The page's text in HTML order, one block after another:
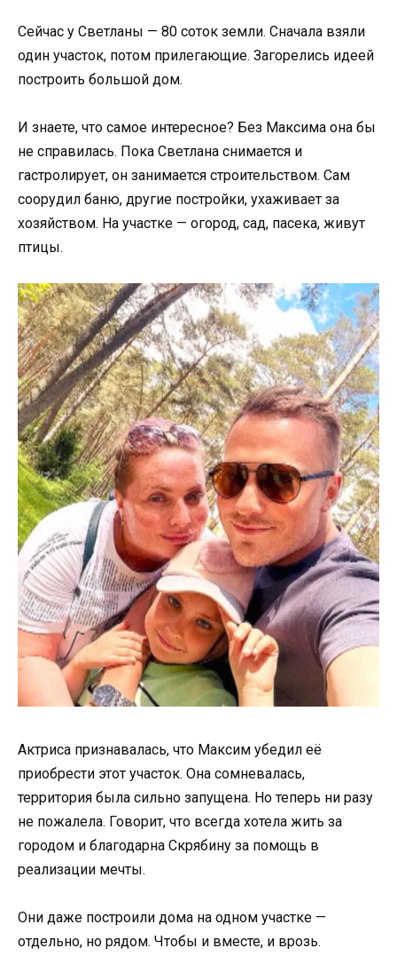
Сейчас у Светланы — 80 соток земли. Сначала взяли
один участок, потом прилегающие. Загорелись идеей
построить большой дом.
И знаете, что самое интересное? Без Максима она бы
не справилась. Пока Светлана снимается и
гастролирует, он занимается строительством. Сам
соорудил баню, другие постройки, ухаживает за
хозяйством. На участке — огород, сад, пасека, живут
птицы.
Актриса признавалась, что Максим убедил её
приобрести этот участок. Она сомневалась,
территория была сильно запущена. Но теперь ни разу
не пожалела. Говорит, что всегда хотела жить за
городом и благодарна Скрябину за помощь в
реализации мечты.
Они даже построили дома на одном участке —
отдельно, но рядом. Чтобы и вместе, и врозь.